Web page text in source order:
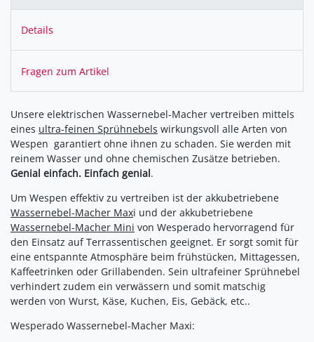
Details
Fragen zum Artikel
Unsere elektrischen Wassernebel-Macher vertreiben mittels
eines ultra-feinen Sprühnebels wirkungsvoll alle Arten von
Wespen  garantiert ohne ihnen zu schaden. Sie werden mit
reinem Wasser und ohne chemischen Zusätze betrieben.
Genial einfach. Einfach genial.
Um Wespen effektiv zu vertreiben ist der akkubetriebene
Wassernebel-Macher Maxi und der akkubetriebene
Wassernebel-Macher Mini von Wesperado hervorragend für
den Einsatz auf Terrassentischen geeignet. Er sorgt somit für
eine entspannte Atmosphäre beim frühstücken, Mittagessen,
Kaffeetrinken oder Grillabenden. Sein ultrafeiner Sprühnebel
verhindert zudem ein verwässern und somit matschig
werden von Wurst, Käse, Kuchen, Eis, Gebäck, etc..
Wesperado Wassernebel-Macher Maxi: